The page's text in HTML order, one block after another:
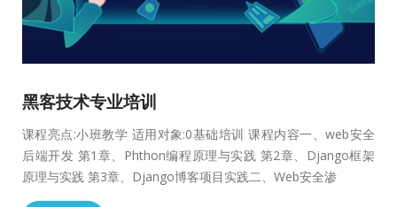
黑客技术专业培训
课程亮点:小班教学 适用对象:0基础培训 课程内容一、web安全
后端开发 第1章、Phthon编程原理与实践 第2章、Django框架
原理与实践 第3章、Django博客项目实践二、Web安全渗